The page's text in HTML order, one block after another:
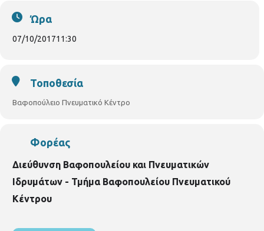
Ώρα
07/10/201711:30
Τοποθεσία
Βαφοπούλειο Πνευματικό Κέντρο
Φορέας
Διεύθυνση Βαφοπουλείου και Πνευματικών
Ιδρυμάτων - Τμήμα Βαφοπουλείου Πνευματικού
Κέντρου